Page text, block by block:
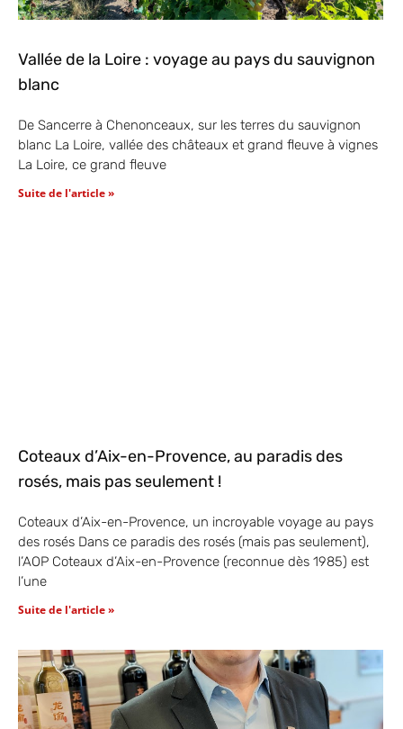
Vallée de la Loire : voyage au pays du sauvignon
blanc
De Sancerre à Chenonceaux, sur les terres du sauvignon
blanc La Loire, vallée des châteaux et grand fleuve à vignes
La Loire, ce grand fleuve
Suite de l'article »
Coteaux d’Aix-en-Provence, au paradis des
rosés, mais pas seulement !
Coteaux d’Aix-en-Provence, un incroyable voyage au pays
des rosés Dans ce paradis des rosés (mais pas seulement),
l’AOP Coteaux d’Aix-en-Provence (reconnue dès 1985) est
l’une
Suite de l'article »